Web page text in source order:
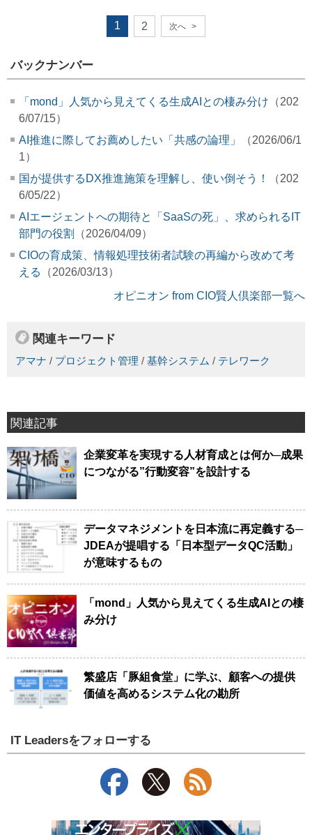
1 2 次へ >
バックナンバー
「mond」人気から見えてくる生成AIとの棲み分け （202
6/07/15）
AI推進に際してお薦めしたい「共感の論理」
（2026/06/1
1）
国が提供するDX推進施策を理解し、使い倒そう！
（202
6/05/22）
AIエージェントへの期待と「SaaSの死」、求められるIT
部門の役割
（2026/04/09）
CIOの育成策、情報処理技術者試験の再編から改めて考
える
（2026/03/13）
オピニオン from CIO賢人倶楽部一覧へ
関連キーワード
アマナ / プロジェクト管理 / 基幹システム / テレワーク
関連記事
企業変革を実現する人材育成とは何か─成果
につながる”行動変容”を設計する
データマネジメントを日本流に再定義する─
JDEAが提唱する「日本型データQC活動」
が意味するもの
「mond」人気から見えてくる生成AIとの棲
み分け
繁盛店「豚組食堂」に学ぶ、顧客への提供
価値を高めるシステム化の勘所
IT Leadersをフォローする